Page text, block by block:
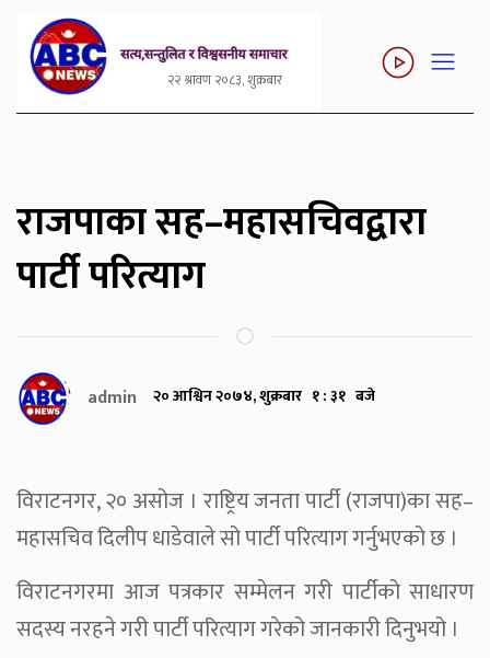
२२ श्रावण २०८३, शुक्रबार
राजपाका सह–महासचिवद्वारा
पार्टी परित्याग
admin २० आश्विन २०७४, शुक्रबार १ : ३१ बजे
विराटनगर, २० असोज । राष्ट्रिय जनता पार्टी (राजपा)का सह–
महासचिव दिलीप धाडेवाले सो पार्टी परित्याग गर्नुभएको छ ।
विराटनगरमा आज पत्रकार सम्मेलन गरी पार्टीको साधारण
सदस्य नरहने गरी पार्टी परित्याग गरेको जानकारी दिनुभयो ।